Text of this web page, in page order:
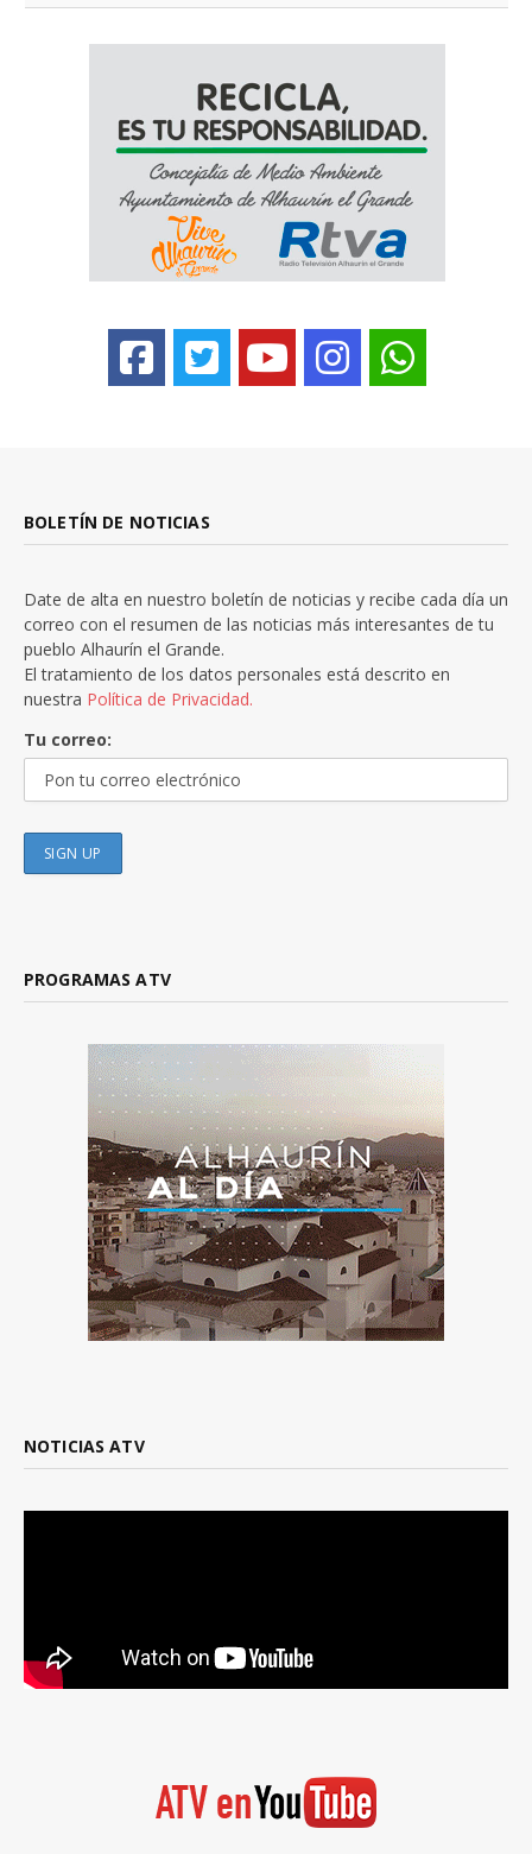
BOLETÍN DE NOTICIAS
Date de alta en nuestro boletín de noticias y recibe cada día un
correo con el resumen de las noticias más interesantes de tu
pueblo Alhaurín el Grande.
El tratamiento de los datos personales está descrito en
nuestra Política de Privacidad.
Tu correo:
PROGRAMAS ATV
NOTICIAS ATV